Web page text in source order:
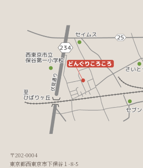
〒202-0004
東京都西東京市下保谷１-8-5